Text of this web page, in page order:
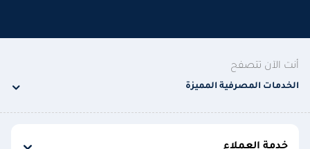
أنت الآن تتصفح
الخدمات المصرفية المميزة